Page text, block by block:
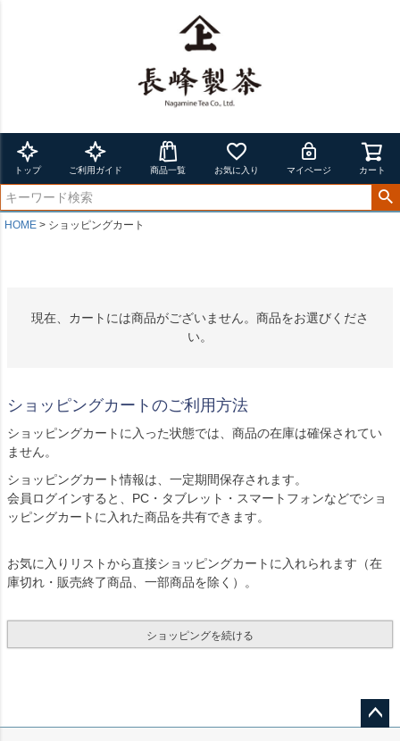
トップ ご利用ガイド 商品一覧 お気に入り マイページ カート
HOME ショッピングカート
現在、カートには商品がございません。商品をお選びくださ
い。
ショッピングカートのご利用方法
ショッピングカートに入った状態では、商品の在庫は確保されてい
ません。
ショッピングカート情報は、一定期間保存されます。
会員ログインすると、PC・タブレット・スマートフォンなどでショ
ッピングカートに入れた商品を共有できます。
お気に入りリストから直接ショッピングカートに入れられます（在
庫切れ・販売終了商品、一部商品を除く）。
ショッピングを続ける